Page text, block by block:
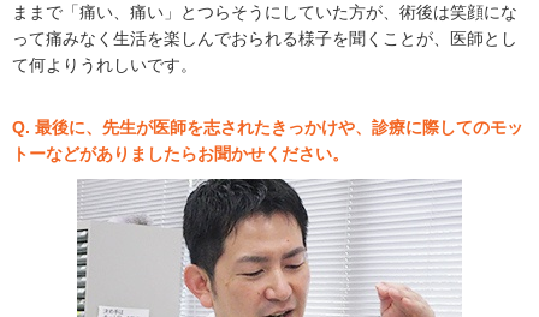
ままで「痛い、痛い」とつらそうにしていた方が、術後は笑顔にな
って痛みなく生活を楽しんでおられる様子を聞くことが、医師とし
て何よりうれしいです。
Q. 最後に、先生が医師を志されたきっかけや、診療に際してのモッ
トーなどがありましたらお聞かせください。